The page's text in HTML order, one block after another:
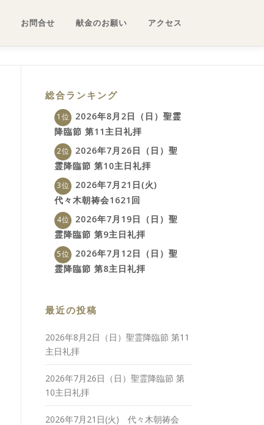
お問合せ 献金のお願い アクセス
総合ランキング
2026年8月2日（日）聖霊
降臨節 第11主日礼拝
2026年7月26日（日）聖
霊降臨節 第10主日礼拝
2026年7月21日(火)
代々木朝祷会1621回
2026年7月19日（日）聖
霊降臨節 第9主日礼拝
2026年7月12日（日）聖
霊降臨節 第8主日礼拝
最近の投稿
2026年8月2日（日）聖霊降臨節 第11
主日礼拝
2026年7月26日（日）聖霊降臨節 第
10主日礼拝
2026年7月21日(火) 代々木朝祷会